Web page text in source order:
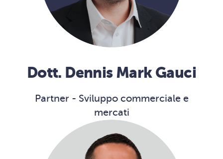
Dott. Dennis Mark Gauci
Partner - Sviluppo commerciale e
mercati